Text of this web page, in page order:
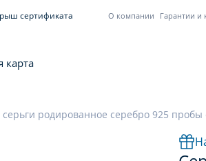
сертификата О компании Гарантии и
карта
родированное серебро 925